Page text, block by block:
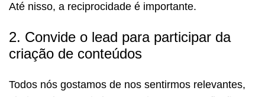
Até nisso, a reciprocidade é importante.
2. Convide o lead para participar da
criação de conteúdos
Todos nós gostamos de nos sentirmos relevantes,